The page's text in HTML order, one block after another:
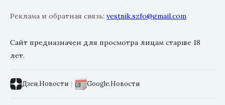
Реклама и обратная связь: vestnik.szfo@gmail.com
Сайт предназначен для просмотра лицам старше 18
лет.
Дзен.Новости | Google.Новости